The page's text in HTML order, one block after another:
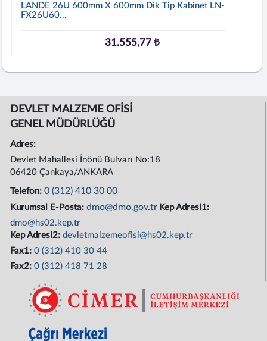
LANDE 26U 600mm X 600mm Dik Tip Kabinet LN-
FX26U60...
31.555,77 ₺
DEVLET MALZEME OFİSİ
GENEL MÜDÜRLÜĞÜ
Adres:
Devlet Mahallesi İnönü Bulvarı No:18
06420 Çankaya/ANKARA
Telefon:0 (312) 410 30 00
Kurumsal E-Posta:dmo@dmo.gov.tr Kep Adresi1:
dmo@hs02.kep.tr
Kep Adresi2:devletmalzemeofisi@hs02.kep.tr
Fax1:0 (312) 410 30 44
Fax2:0 (312) 418 71 28